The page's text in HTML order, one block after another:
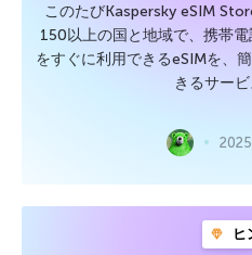
このたびKaspersky eSIM
150以上の国と地域で、携帯
をすぐに利用できるeSIMを、
きるサービ
ヒ